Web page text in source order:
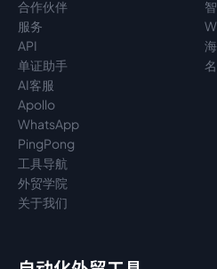
合作伙伴
服务
API
单证助手
AI客服
Apollo
WhatsApp
PingPong
工具导航
外贸学院
关于我们